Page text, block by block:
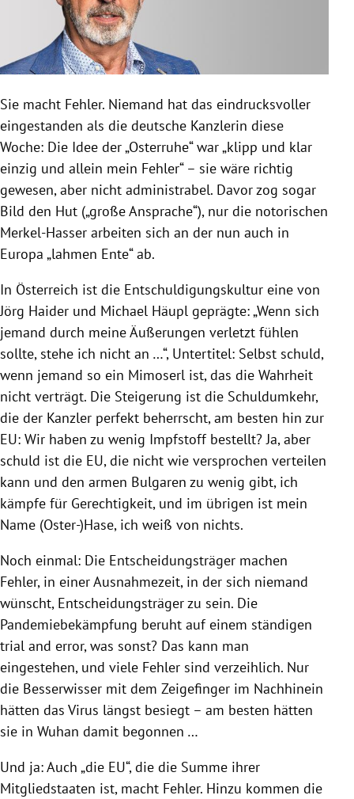
Sie macht Fehler. Niemand hat das eindrucksvoller
eingestanden als die deutsche Kanzlerin diese
Woche: Die Idee der „Osterruhe“ war „klipp und klar
einzig und allein mein Fehler“ – sie wäre richtig
gewesen, aber nicht administrabel. Davor zog sogar
Bild den Hut („große Ansprache“), nur die notorischen
Merkel-Hasser arbeiten sich an der nun auch in
Europa „lahmen Ente“ ab.
In Österreich ist die Entschuldigungskultur eine von
Jörg Haider und Michael Häupl geprägte: „Wenn sich
jemand durch meine Äußerungen verletzt fühlen
sollte, stehe ich nicht an …“, Untertitel: Selbst schuld,
wenn jemand so ein Mimoserl ist, das die Wahrheit
nicht verträgt. Die Steigerung ist die Schuldumkehr,
die der Kanzler perfekt beherrscht, am besten hin zur
EU: Wir haben zu wenig Impfstoff bestellt? Ja, aber
schuld ist die EU, die nicht wie versprochen verteilen
kann und den armen Bulgaren zu wenig gibt, ich
kämpfe für Gerechtigkeit, und im übrigen ist mein
Name (Oster-)Hase, ich weiß von nichts.
Noch einmal: Die Entscheidungsträger machen
Fehler, in einer Ausnahmezeit, in der sich niemand
wünscht, Entscheidungsträger zu sein. Die
Pandemiebekämpfung beruht auf einem ständigen
trial and error, was sonst? Das kann man
eingestehen, und viele Fehler sind verzeihlich. Nur
die Besserwisser mit dem Zeigefinger im Nachhinein
hätten das Virus längst besiegt – am besten hätten
sie in Wuhan damit begonnen …
Und ja: Auch „die EU“, die die Summe ihrer
Mitgliedstaaten ist, macht Fehler. Hinzu kommen die